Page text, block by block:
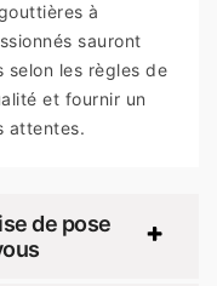
à
sauront
selon les règles de
et fournir un
attentes.
de pose